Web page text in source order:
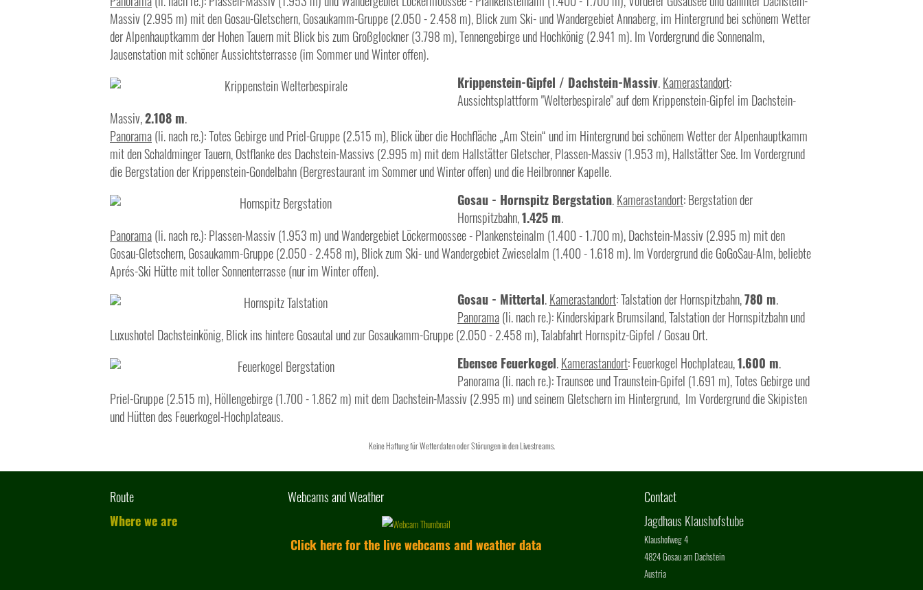
Massiv (2.995 m) mit den Gosau-Gletschern, Gosaukamm-Gruppe (2.050 - 2.458 m), Blick zum Ski- und Wandergebiet Annaberg, im Hintergrund bei schönem Wetter
der Alpenhauptkamm der Hohen Tauern mit Blick bis zum Großglockner (3.798 m), Tennengebirge und Hochkönig (2.941 m). Im Vordergrund die Sonnenalm,
Jausenstation mit schöner Aussichtsterrasse (im Sommer und Winter offen).
Krippenstein-Gipfel / Dachstein-Massiv.Kamerastandort:
Aussichtsplattform "Welterbespirale" auf dem Krippenstein-Gipfel im Dachstein-
Massiv,2.108 m.
Panorama(li. nach re.): Totes Gebirge und Priel-Gruppe (2.515 m), Blick über die Hochfläche „Am Stein“ und im Hintergrund bei schönem Wetter der Alpenhauptkamm
mit den Schaldminger Tauern, Ostflanke des Dachstein-Massivs (2.995 m) mit dem Hallstätter Gletscher, Plassen-Massiv (1.953 m), Hallstätter See. Im Vordergrund
die Bergstation der Krippenstein-Gondelbahn (Bergrestaurant im Sommer und Winter offen) und die Heilbronner Kapelle.
Gosau - Hornspitz Bergstation.Kamerastandort: Bergstation der
Hornspitzbahn,1.425 m.
Panorama(li. nach re.): Plassen-Massiv (1.953 m) und Wandergebiet Löckermoossee - Plankensteinalm (1.400 - 1.700 m), Dachstein-Massiv (2.995 m) mit den
Gosau-Gletschern, Gosaukamm-Gruppe (2.050 - 2.458 m), Blick zum Ski- und Wandergebiet Zwieselalm (1.400 - 1.618 m). Im Vordergrund die GoGoSau-Alm, beliebte
Aprés-Ski Hütte mit toller Sonnenterrasse (nur im Winter offen).
Gosau - Mittertal.Kamerastandort: Talstation der Hornspitzbahn,780 m.
Panorama(li. nach re.): Kinderskipark Brumsiland, Talstation der Hornspitzbahn und
Luxushotel Dachsteinkönig, Blick ins hintere Gosautal und zur Gosaukamm-Gruppe (2.050 - 2.458 m), Talabfahrt Hornspitz-Gipfel / Gosau Ort.
Ebensee Feuerkogel.Kamerastandort: Feuerkogel Hochplateau,1.600 m.
Panorama (li. nach re.): Traunsee und Traunstein-Gpifel (1.691 m), Totes Gebirge und
Priel-Gruppe (2.515 m), Höllengebirge (1.700 - 1.862 m) mit dem Dachstein-Massiv (2.995 m) und seinem Gletschern im Hintergrund, Im Vordergrund die Skipisten
und Hütten des Feuerkogel-Hochplateaus.
Keine Haftung für Wetterdaten oder Störungen in den Livestreams.
Route
Where we are
Webcams and Weather
Click here for the live webcams and weather data
Contact
Jagdhaus Klaushofstube
Klaushofweg 4
4824 Gosau am Dachstein
Austria